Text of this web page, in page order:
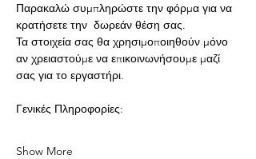
Παρακαλώ συμπληρώστε την φόρμα για να
κρατήσετε την  δωρεάν θέση σας.
Τα στοιχεία σας θα χρησιμοποιηθούν μόνο
αν χρειαστούμε να επικοινωνήσουμε μαζί
σας για το εργαστήρι.
Γενικές Πληροφορίες:
Show More